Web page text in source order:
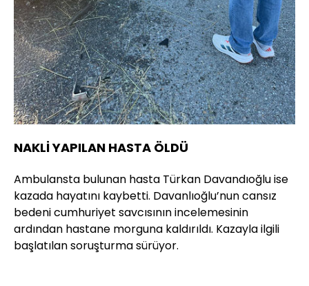
NAKLİ YAPILAN HASTA ÖLDÜ
Ambulansta bulunan hasta Türkan Davandıoğlu ise
kazada hayatını kaybetti. Davanlıoğlu’nun cansız
bedeni cumhuriyet savcısının incelemesinin
ardından hastane morguna kaldırıldı. Kazayla ilgili
başlatılan soruşturma sürüyor.